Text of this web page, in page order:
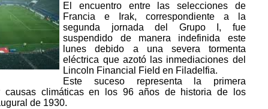
El encuentro entre las selecciones de
Francia e Irak, correspondiente a la
segunda jornada del Grupo I, fue
suspendido de manera indefinida este
lunes debido a una severa tormenta
eléctrica que azotó las inmediaciones del
Lincoln Financial Field en Filadelfia.
Este suceso representa la primera
causas climáticas en los 96 años de historia de los
de 1930.